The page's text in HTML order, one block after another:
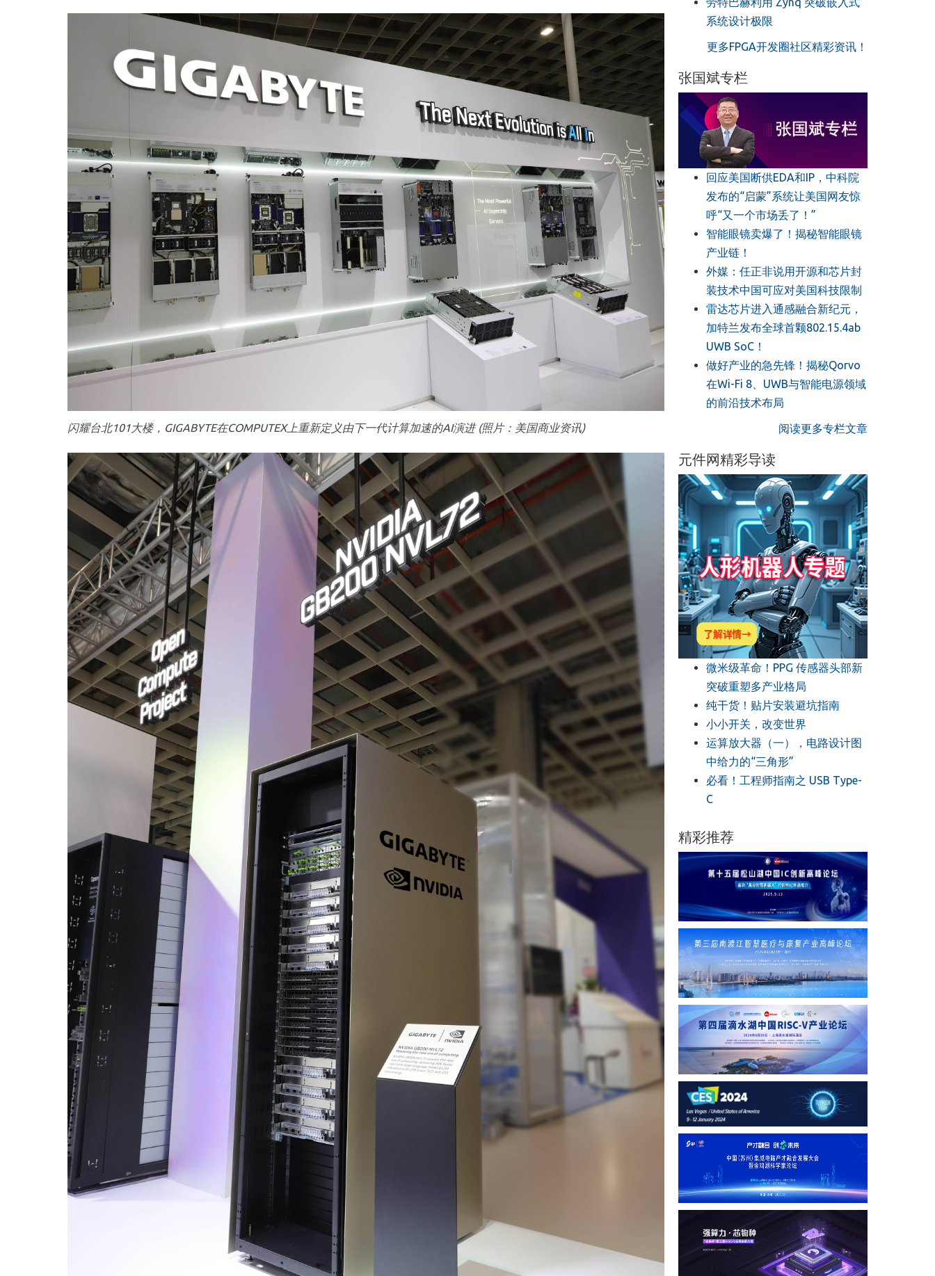
闪耀台北101大楼，GIGABYTE在COMPUTEX上重新定义由下一代计算加速的AI演进 (照片：美国商业资讯)
系统设计极限
更多FPGA开发圈社区精彩资讯！
张国斌专栏
回应美国断供EDA和IP，中科院
发布的“启蒙”系统让美国网友惊
呼“又一个市场丢了！”
智能眼镜卖爆了！揭秘智能眼镜
产业链！
外媒：任正非说用开源和芯片封
装技术中国可应对美国科技限制
雷达芯片进入通感融合新纪元，
加特兰发布全球首颗802.15.4ab
UWB SoC！
做好产业的急先锋！揭秘Qorvo
在Wi-Fi 8、UWB与智能电源领域
的前沿技术布局
阅读更多专栏文章
元件网精彩导读
微米级革命！PPG 传感器头部新
突破重塑多产业格局
纯干货！贴片安装避坑指南
小小开关，改变世界
运算放大器（一），电路设计图
中给力的“三角形”
必看！工程师指南之 USB Type-
C
精彩推荐